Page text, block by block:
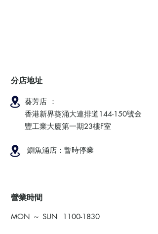
分店地址
葵芳店 ：
香港新界葵涌大連排道144-150號金
豐工業大廈第一期23樓F室
鰂魚涌店：暫時停業
​營業時間
MON ～ SUN 1100-1830